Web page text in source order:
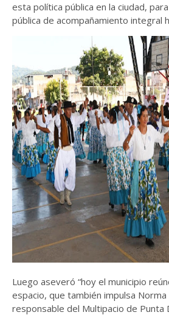
esta política pública en la ciudad,
pública de acompañamiento integral
Luego aseveró “hoy el municipio
espacio, que también impulsa Norma
responsable del Multipacio de Punta